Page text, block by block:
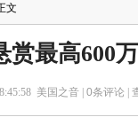
文
赏最高600
美国之音 | 0条评论 |